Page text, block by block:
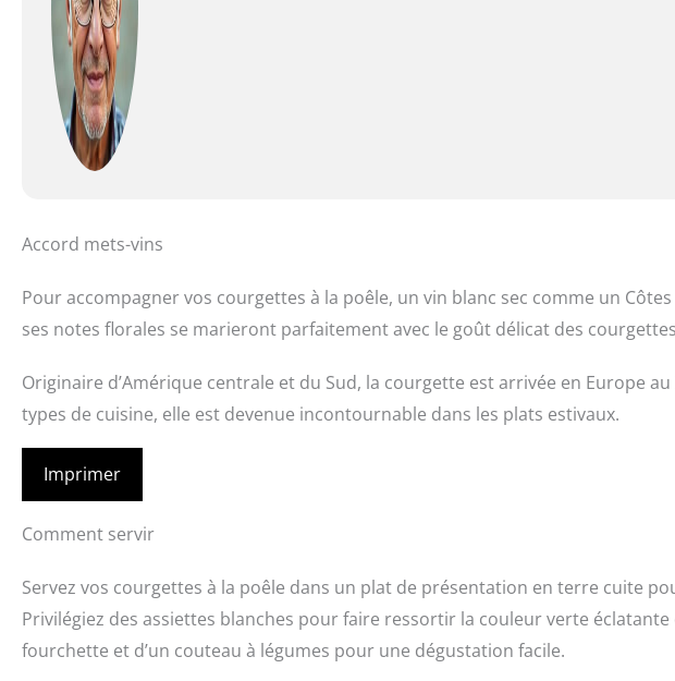
Accord mets-vins
Pour accompagner vos courgettes à la poêle, un vin blanc sec comme un
ses notes florales se marieront parfaitement avec le goût délicat des
Originaire d’Amérique centrale et du Sud, la courgette est arrivée en Europe
types de cuisine, elle est devenue incontournable dans les plats estivaux.
Imprimer
Comment servir
Servez vos courgettes à la poêle dans un plat de présentation en terre cuite
Privilégiez des assiettes blanches pour faire ressortir la couleur verte éclatante
fourchette et d’un couteau à légumes pour une dégustation facile.